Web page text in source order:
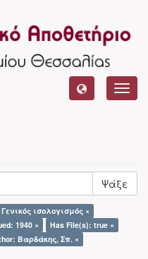
Ψάξε
ισολογισμός ×
1940 ×
Has File(s): true ×
Βαρδάκης, Σπ. ×